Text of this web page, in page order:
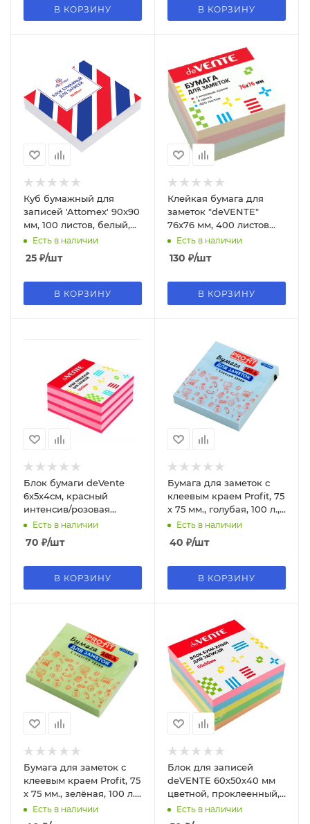
В КОРЗИНУ В КОРЗИНУ
Куб бумажный для
записей 'Attomex' 90x90
мм, 100 листов, белый,
проклеенный, 2012802
Есть в наличии
25 ₽/шт
В КОРЗИНУ
Клейкая бумага для
заметок "deVENTE"
76x76 мм, 400 листов
офсет 75 г/м², 4
пастельных цвета,
2010341
Есть в наличии
130 ₽/шт
В КОРЗИНУ
Блок бумаги deVente
6х5х4см, красный
интенсив/розовая
пастель, офсет, 2012211
Есть в наличии
70 ₽/шт
В КОРЗИНУ
Бумага для заметок с
клеевым краем Profit, 75
х 75 мм., голубая, 100 л.,
3Б-5574
Есть в наличии
40 ₽/шт
В КОРЗИНУ
Бумага для заметок с
клеевым краем Profit, 75
х 75 мм., зелёная, 100 л.,
3Б-5573
Есть в наличии
Блок для записей
deVENTE 60x50x40 мм
цветной, проклеенный,
офсет 80 г;м² , 5цв, 10
слоев, 2012208
Есть в наличии